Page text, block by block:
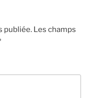
publiée. Les champs